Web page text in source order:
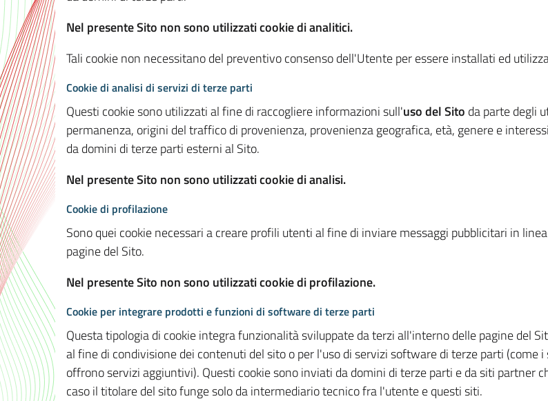
Nel presente Sito non sono utilizzati cookie di analitici.
Tali cookie non necessitano del preventivo consenso dell'Utente per essere installati ed
Cookie di analisi di servizi di terze parti
Questi cookie sono utilizzati al fine di raccogliere informazioni sull'uso del Sito da parte degli
permanenza, origini del traffico di provenienza, provenienza geografica, età, genere e
da domini di terze parti esterni al Sito.
Nel presente Sito non sono utilizzati cookie di analisi.
Cookie di profilazione
Sono quei cookie necessari a creare profili utenti al fine di inviare messaggi pubblicitari in
pagine del Sito.
Nel presente Sito non sono utilizzati cookie di profilazione.
Cookie per integrare prodotti e funzioni di software di terze parti
Questa tipologia di cookie integra funzionalità sviluppate da terzi all'interno delle pagine del
al fine di condivisione dei contenuti del sito o per l'uso di servizi software di terze parti
offrono servizi aggiuntivi). Questi cookie sono inviati da domini di terze parti e da siti partner
caso il titolare del sito funge solo da intermediario tecnico fra l'utente e questi siti.